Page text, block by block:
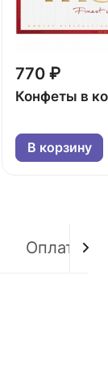
770 ₽
Конфеты в
В корзину
Оплата